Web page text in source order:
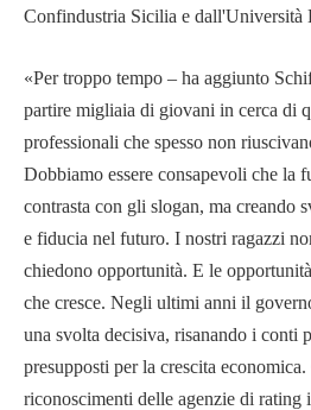
Confindustria Sicilia e dall'Università
«Per troppo tempo – ha aggiunto
partire migliaia di giovani in cerca di
professionali che spesso non
Dobbiamo essere consapevoli che la
contrasta con gli slogan, ma creando
e fiducia nel futuro. I nostri ragazzi
chiedono opportunità. E le
che cresce. Negli ultimi anni il
una svolta decisiva, risanando i conti
presupposti per la crescita
riconoscimenti delle agenzie di